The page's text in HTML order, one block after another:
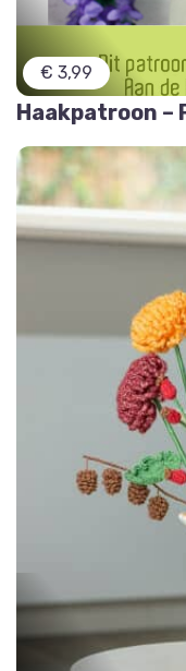
€ 3,99
Haakpatroon –